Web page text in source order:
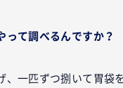
て調べるんですか？
、一匹ずつ捌いて胃袋